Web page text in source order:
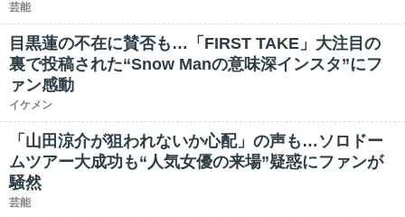
芸能
目黒蓮の不在に賛否も…「FIRST TAKE」大注目の
裏で投稿された“Snow Manの意味深インスタ”にフ
ァン感動
イケメン
「山田涼介が狙われないか心配」の声も…ソロドー
ムツアー大成功も“人気女優の来場”疑惑にファンが
騒然
芸能